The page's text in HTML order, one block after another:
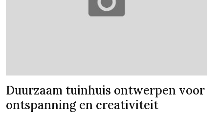
Duurzaam tuinhuis ontwerpen voor
ontspanning en creativiteit